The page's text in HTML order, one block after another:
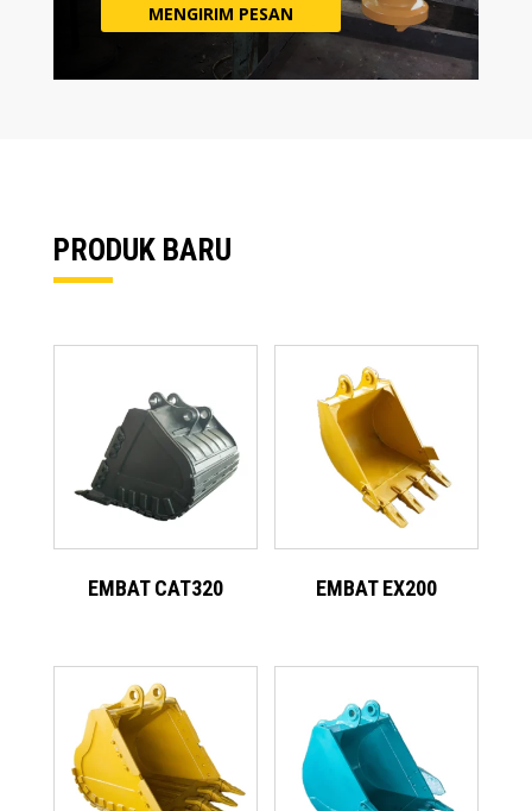
MENGIRIM PESAN
PRODUK BARU
EMBAT CAT320 EMBAT EX200